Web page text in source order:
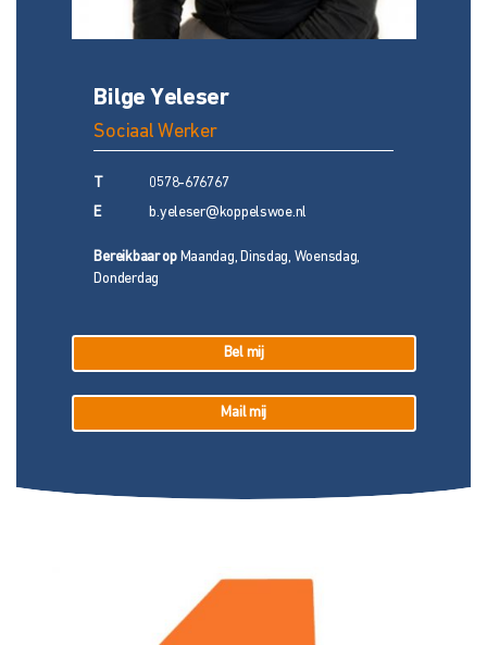
Bilge Yeleser
Sociaal Werker
0578-676767
E b.yeleser@koppelswoe.nl
Bereikbaar opMaandag, Dinsdag, Woensdag,
Donderdag
Bel mij
Mail mij